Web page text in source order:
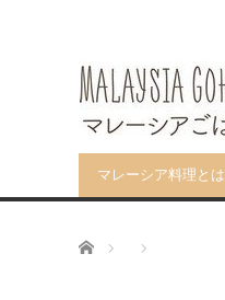
マレーシア料理とは
ホーム